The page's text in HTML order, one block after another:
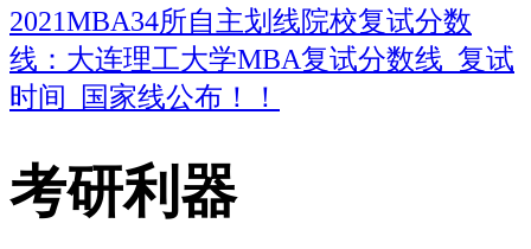
2021MBA34所自主划线院校复试分数
线：大连理工大学MBA复试分数线_复试
时间_国家线公布！！
考研利器